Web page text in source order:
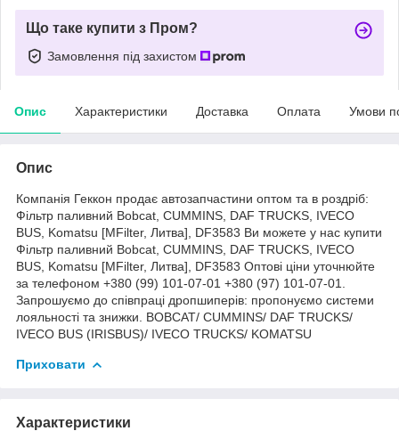
Що таке купити з Пром?
Замовлення під захистом
Опис Характеристики Доставка Оплата Умови
Опис
Компанія Геккон продає автозапчастини оптом та в роздріб:
Фільтр паливний Bobcat, CUMMINS, DAF TRUCKS, IVECO
BUS, Komatsu [MFilter, Литва], DF3583 Ви можете у нас купити
Фільтр паливний Bobcat, CUMMINS, DAF TRUCKS, IVECO
BUS, Komatsu [MFilter, Литва], DF3583 Оптові ціни уточнюйте
за телефоном +380 (99) 101-07-01 +380 (97) 101-07-01.
Запрошуємо до співпраці дропшиперів: пропонуємо системи
лояльності та знижки. BOBCAT/ CUMMINS/ DAF TRUCKS/
IVECO BUS (IRISBUS)/ IVECO TRUCKS/ KOMATSU
Приховати
Характеристики